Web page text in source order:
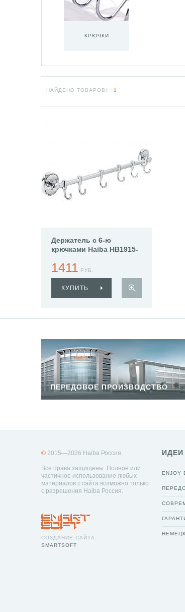
КРЮЧКИ
НАЙДЕНО ТОВАРОВ: 1
Держатель с 6-ю
крючками Haiba HB1915-
1411 РУБ.
КУПИТЬ
ПЕРЕДОВОЕ ПРОИЗВОДСТВО
© 2015—2026 Haiba Россия
Все права защищены. Полное или
частичное использование любых
материалов с сайта возможно только
с разрешения Haiba Россия.
СОЗДАНИЕ САЙТА:
SMARTSOFT
ENJOY